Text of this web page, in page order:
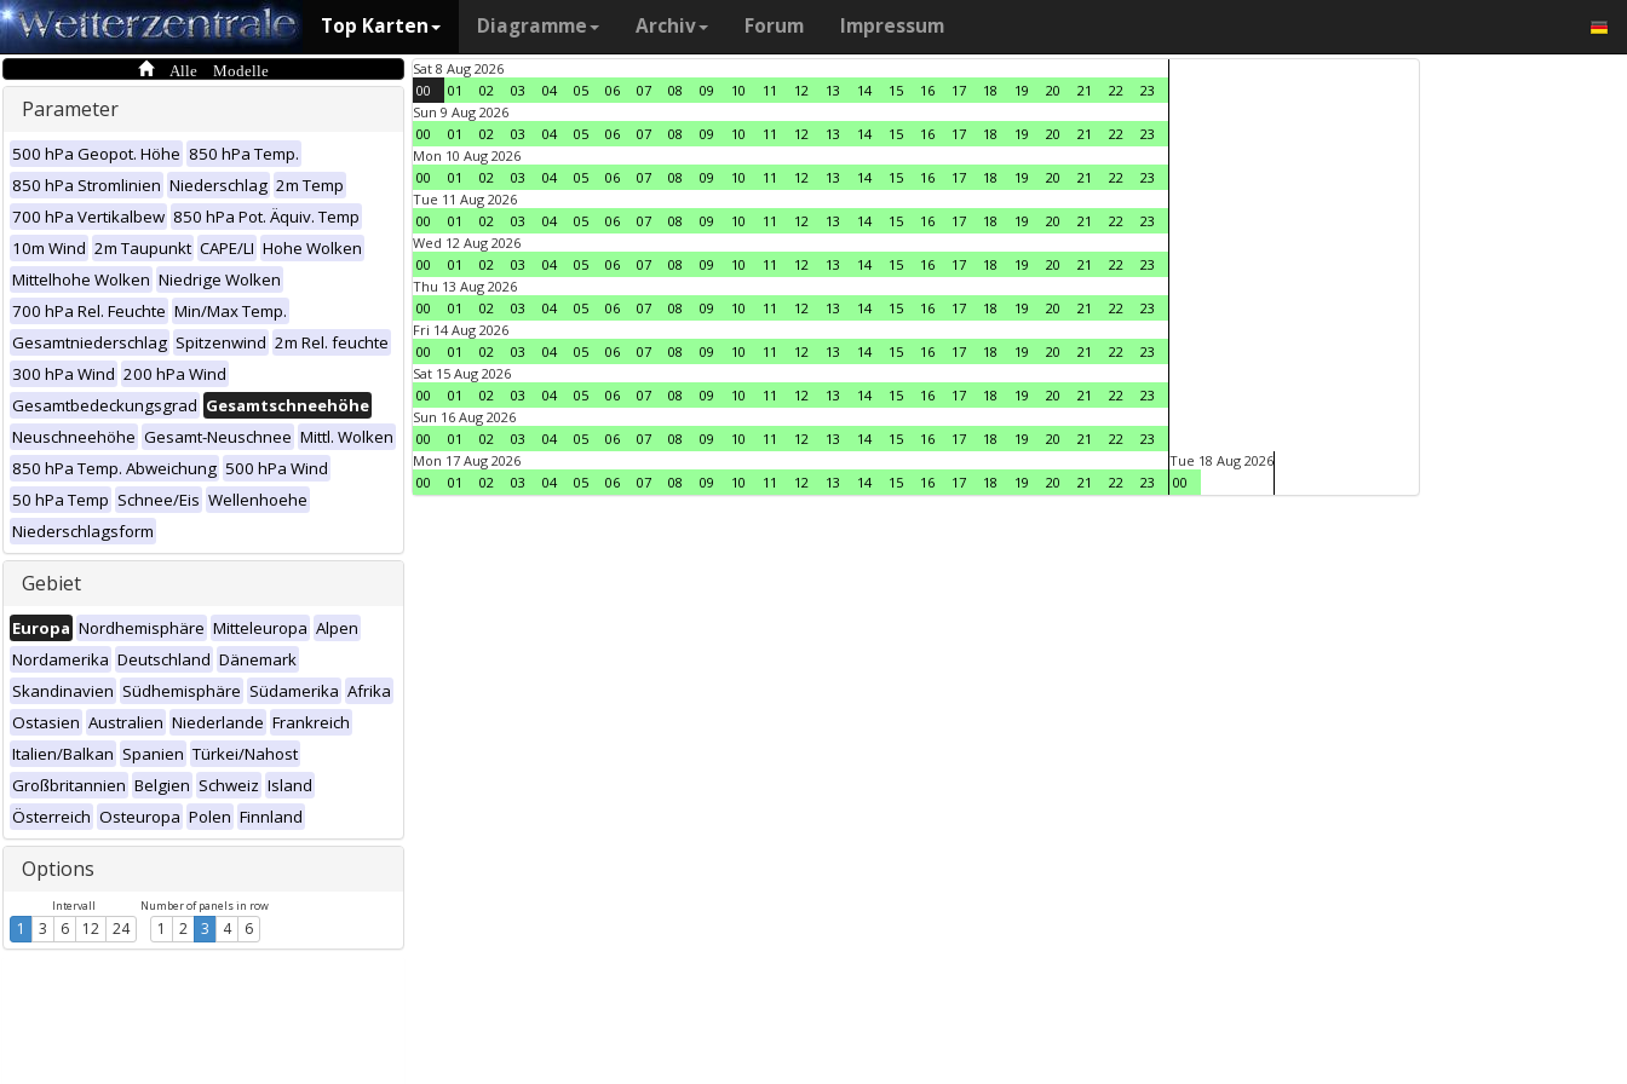
Top Karten Diagramme Archiv Forum Impressum
Alle Modelle
Parameter
500 hPa Geopot. Höhe 850 hPa Temp.
850 hPa Stromlinien Niederschlag 2m Temp
700 hPa Vertikalbew 850 hPa Pot. Äquiv. Temp
10m Wind 2m Taupunkt CAPE/LI Hohe Wolken
Mittelhohe Wolken Niedrige Wolken
700 hPa Rel. Feuchte Min/Max Temp.
Gesamtniederschlag Spitzenwind 2m Rel. feuchte
300 hPa Wind 200 hPa Wind
Gesamtbedeckungsgrad Gesamtschneehöhe
Neuschneehöhe Gesamt-Neuschnee Mittl. Wolken
850 hPa Temp. Abweichung 500 hPa Wind
50 hPa Temp Schnee/Eis Wellenhoehe
Niederschlagsform
Gebiet
Europa Nordhemisphäre Mitteleuropa Alpen
Nordamerika Deutschland Dänemark
Skandinavien Südhemisphäre Südamerika Afrika
Ostasien Australien Niederlande Frankreich
Italien/Balkan Spanien Türkei/Nahost
Großbritannien Belgien Schweiz Island
Österreich Osteuropa Polen Finnland
Options
Intervall
1 3 6 12 24
Number of panels in row
1 2 3 4 6
Sat 8 Aug 2026
00
01 02 03 04 05 06 07 08 09 10 11 12 13 14 15 16 17 18 19 20 21 22
23
Sun 9 Aug 2026
00
01 02 03 04 05 06 07 08 09 10 11 12 13 14 15 16 17 18 19 20 21 22
23
Mon 10 Aug 2026
00
01 02 03 04 05 06 07 08 09 10 11 12 13 14 15 16 17 18 19 20 21 22
23
Tue 11 Aug 2026
00
01 02 03 04 05 06 07 08 09 10 11 12 13 14 15 16 17 18 19 20 21 22
23
Wed 12 Aug 2026
00
01 02 03 04 05 06 07 08 09 10 11 12 13 14 15 16 17 18 19 20 21 22
23
Thu 13 Aug 2026
00
01 02 03 04 05 06 07 08 09 10 11 12 13 14 15 16 17 18 19 20 21 22
23
Fri 14 Aug 2026
00
01 02 03 04 05 06 07 08 09 10 11 12 13 14 15 16 17 18 19 20 21 22
23
Sat 15 Aug 2026
00
01 02 03 04 05 06 07 08 09 10 11 12 13 14 15 16 17 18 19 20 21 22
23
Sun 16 Aug 2026
00
01 02 03 04 05 06 07 08 09 10 11 12 13 14 15 16 17 18 19 20 21 22
23
Mon 17 Aug 2026
00
01 02 03 04 05 06 07 08 09 10 11 12 13 14 15 16 17 18 19 20 21 22 23
Tue 18 Aug 2026
00